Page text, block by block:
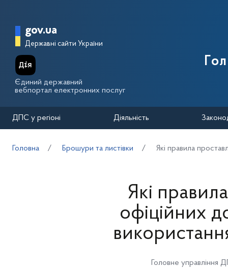
Головна сторінка Державної
gov.ua
Державні сайти України
Єдиний державний
вебпортал електронних послуг
ДПС у регіоні Діяльність
Головна Брошури та листівки Які правила
Які
офіційних
Головне управління